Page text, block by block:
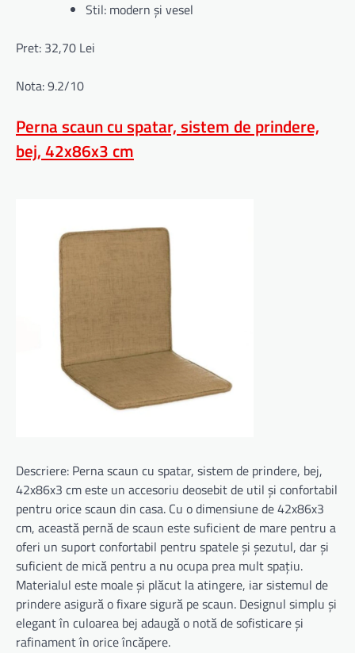
Stil: modern și vesel
Pret: 32,70 Lei
Nota: 9.2/10
Perna scaun cu spatar, sistem de prindere,
bej, 42x86x3 cm
Descriere: Perna scaun cu spatar, sistem de prindere, bej,
42x86x3 cm este un accesoriu deosebit de util și confortabil
pentru orice scaun din casa. Cu o dimensiune de 42x86x3
cm, această pernă de scaun este suficient de mare pentru a
oferi un suport confortabil pentru spatele și șezutul, dar și
suficient de mică pentru a nu ocupa prea mult spațiu.
Materialul este moale și plăcut la atingere, iar sistemul de
prindere asigură o fixare sigură pe scaun. Designul simplu și
elegant în culoarea bej adaugă o notă de sofisticare și
rafinament în orice încăpere.